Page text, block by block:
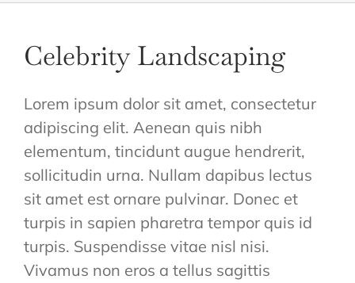
Celebrity Landscaping
Lorem ipsum dolor sit amet, consectetur
adipiscing elit. Aenean quis nibh
elementum, tincidunt augue hendrerit,
sollicitudin urna. Nullam dapibus lectus
sit amet est ornare pulvinar. Donec et
turpis in sapien pharetra tempor quis id
turpis. Suspendisse vitae nisl nisi.
Vivamus non eros a tellus sagittis